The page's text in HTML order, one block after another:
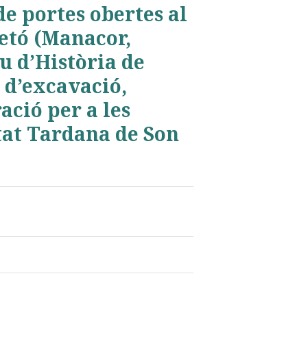
portes obertes al
(Manacor,
d’Història de
per a les
Tardana de Son